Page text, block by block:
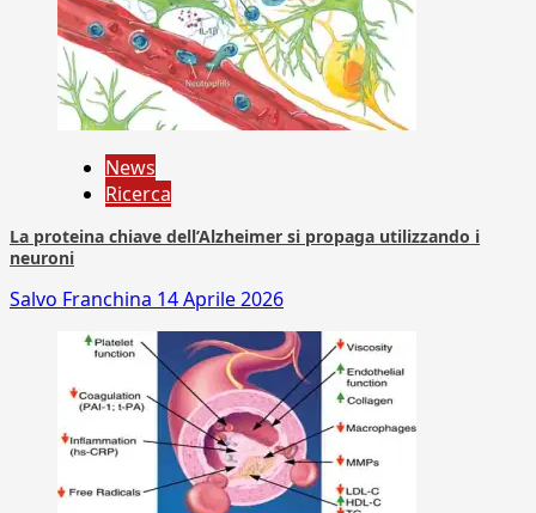
News
Ricerca
La proteina chiave dell’Alzheimer si propaga utilizzando i
neuroni
Salvo Franchina 14 Aprile 2026